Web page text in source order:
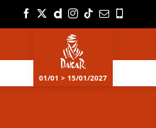
01/01 > 15/01/2027